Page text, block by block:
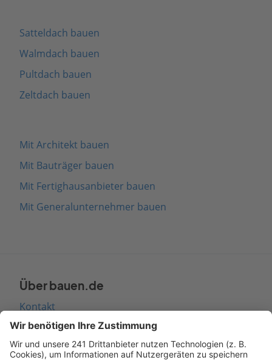
Satteldach bauen
Walmdach bauen
Pultdach bauen
Zeltdach bauen
Mit Architekt bauen
Mit Bauträger bauen
Mit Fertighausanbieter bauen
Mit Generalunternehmer bauen
Über bauen.de
Kontakt
Seitenaufbau
Barrierefreiheit